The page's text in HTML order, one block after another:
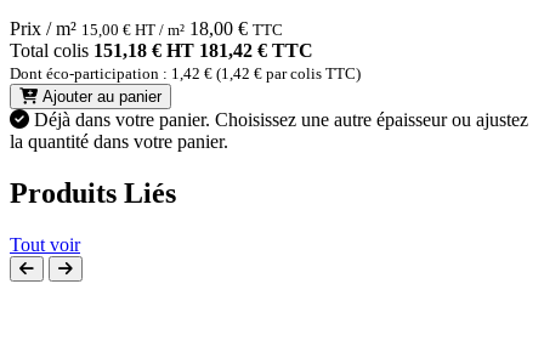
Prix / m² 15,00 € HT / m² 18,00 € TTC
Total colis 151,18 € HT 181,42 € TTC
Dont éco-participation : 1,42 € (1,42 € par colis TTC)
Ajouter au panier
Déjà dans votre panier. Choisissez une autre épaisseur ou ajustez
la quantité dans votre panier.
Produits Liés
Tout voir